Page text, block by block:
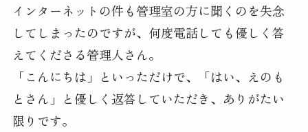
インターネットの件も管理室の方に聞くのを失念
してしまったのですが、何度電話しても優しく答
えてくださる管理人さん。
「こんにちは」といっただけで、「はい、えのも
とさん」と優しく返答していただき、ありがたい
限りです。